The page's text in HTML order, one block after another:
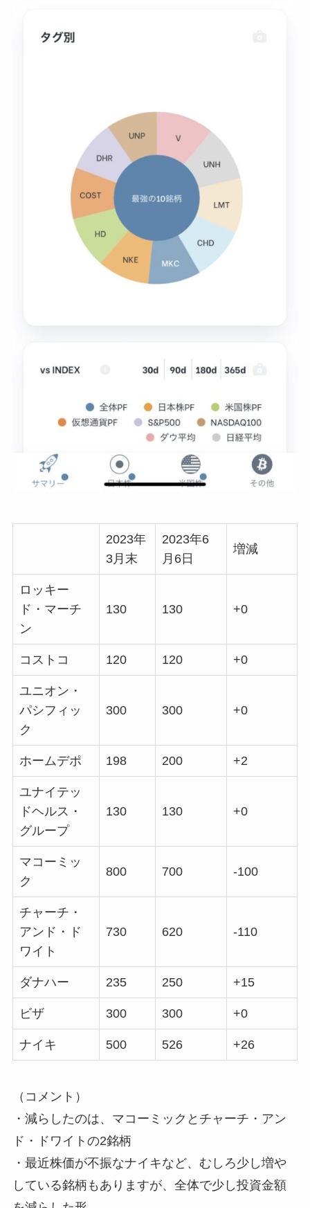
2023年
3月末
2023年6
月6日
増減
ロッキー
ド・マーチ
ン
130 130 +0
コストコ 120 120 +0
ユニオン・
パシフィッ
ク
300 300 +0
ホームデポ 198 200 +2
ユナイテッ
ドヘルス・
グループ
130 130 +0
マコーミッ
ク
800 700 -100
チャーチ・
アンド・ド
ワイト
730 620 -110
ダナハー 235 250 +15
ビザ 300 300 +0
ナイキ 500 526 +26
（コメント）
・減らしたのは、マコーミックとチャーチ・アン
ド・ドワイトの2銘柄
・最近株価が不振なナイキなど、むしろ少し増や
している銘柄もありますが、全体で少し投資金額